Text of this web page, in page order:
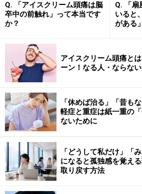
レベルではあまり意識することはあ
の請求額自体はアメリカが圧倒的に
て倒れたら救急車で運ばれて気づい
う友人がいましたが、救急車代と診
られたとのことでした……。幸い保険
てくれたようですが。
アメリカの保険と比べると日本の医
すく、優れている点が多いです。
決まっているので、安心して医療
た、高額な薬を使った治療を行う場
Q. 「アイスクリーム頭痛は脳
卒中の前触れ」って本当です
か？
Q. 「扇
いると
がある
アイスクリーム頭痛と
ーン！なる人・ならな
「休めば治る」「昔も
軽症と重症は紙一重の
ないために
「どうして私だけ」「
になると孤独感を覚え
取り戻す方法